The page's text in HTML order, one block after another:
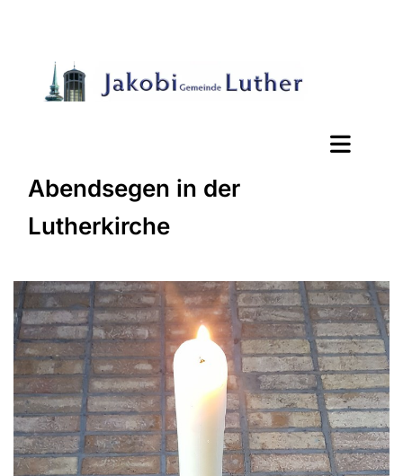
Abendsegen in der
Lutherkirche